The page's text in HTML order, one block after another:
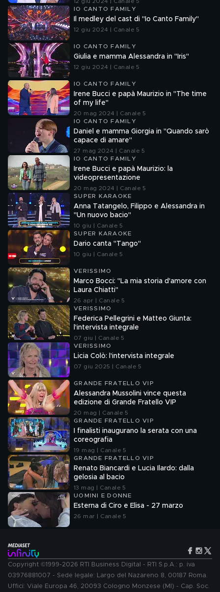
IO CANTO FAMILY
Il medley del cast di "Io Canto Family"
12 giu 2024 | Canale 5
IO CANTO FAMILY
Giulia e mamma Alessandra in "Iris"
12 giu 2024 | Canale 5
IO CANTO FAMILY
Irene Bucci e papà Maurizio in "The time
of my life"
20 mag 2024 | Canale 5
IO CANTO FAMILY
Daniel e mamma Giorgia in "Quando sarò
capace di amare"
27 mag 2024 | Canale 5
IO CANTO FAMILY
Irene Bucci e papà Maurizio: la
videopresentazione
20 mag 2024 | Canale 5
SUPER KARAOKE
Anna Tatangelo, Filippo e Alessandra in
"Un nuovo bacio"
10 giu | Canale 5
SUPER KARAOKE
Dario canta "Tango"
10 giu | Canale 5
VERISSIMO
Marco Bocci: "La mia storia d'amore con
Laura Chiatti"
26 apr | Canale 5
VERISSIMO
Federica Pellegrini e Matteo Giunta:
l'intervista integrale
07 giu | Canale 5
VERISSIMO
Licia Colò: l'intervista integrale
07 giu 2025 | Canale 5
GRANDE FRATELLO VIP
Alessandra Mussolini vince questa
edizione di Grande Fratello VIP
20 mag | Canale 5
GRANDE FRATELLO VIP
I finalisti inaugurano la serata con una
coreografia
19 mag | Canale 5
GRANDE FRATELLO VIP
Renato Biancardi e Lucia Ilardo: dalla
gelosia al bacio
13 mag | Canale 5
UOMINI E DONNE
Esterna di Ciro e Elisa - 27 marzo
26 mar | Canale 5
Copyright ©1999-2026 RTI Business Digital - RTI S.p.A.: p. iva
03976881007 - Sede legale: Largo del Nazareno 8, 00187 Roma.
Uffici: Viale Europa 46, 20093 Cologno Monzese (MI) - Cap. Soc.